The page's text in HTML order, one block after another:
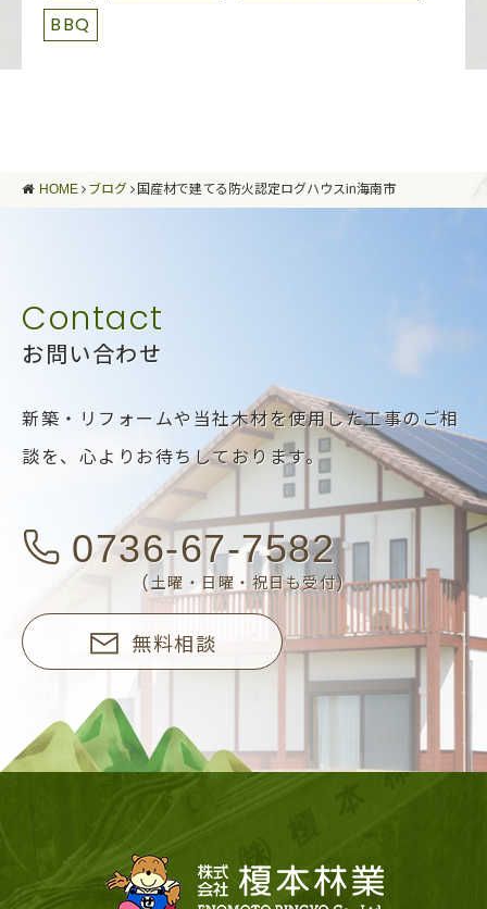
BBQ
HOME ブログ 国産材で建てる防火認定ログハウスin海南市
お問い合わせ
新築・リフォームや当社木材を使用した工事のご相
談を、 心よりお待ちしております。
0736-67-7582
(土曜・日曜・祝日も受付)
無料相談